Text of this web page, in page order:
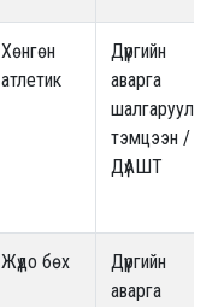
Хөнгөн
атлетик
Дүүргийн
аварга
шалгаруулах
тэмцээн /
ДүАШТ
Жүдо бөх
Дүүргийн
аварга